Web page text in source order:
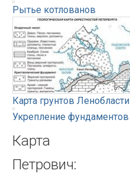
Рытье котлованов
Карта грунтов Ленобласти
Укрепление фундаментов
Карта
Петрович: